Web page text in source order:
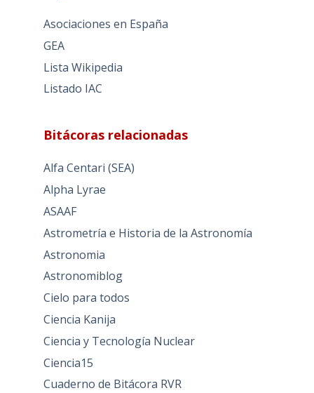
Asociaciones en España
GEA
Lista Wikipedia
Listado IAC
Bitácoras relacionadas
Alfa Centari (SEA)
Alpha Lyrae
ASAAF
Astrometría e Historia de la Astronomía
Astronomia
Astronomiblog
Cielo para todos
Ciencia Kanija
Ciencia y Tecnología Nuclear
Ciencia15
Cuaderno de Bitácora RVR